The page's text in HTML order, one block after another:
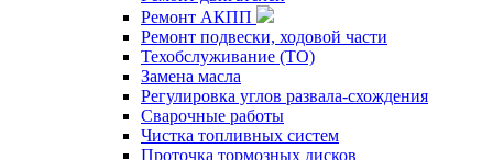
Ремонт АКПП
Ремонт подвески, ходовой части
Техобслуживание (ТО)
Замена масла
Регулировка углов развала-схождения
Сварочные работы
Чистка топливных систем
Проточка тормозных дисков